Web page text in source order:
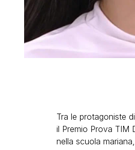
Tra le protagoniste
il Premio Prova TIM
nella scuola